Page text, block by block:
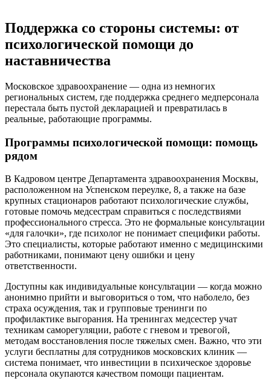
Поддержка со стороны системы: от
психологической помощи до
наставничества
Московское здравоохранение — одна из немногих
региональных систем, где поддержка среднего медперсонала
перестала быть пустой декларацией и превратилась в
реальные, работающие программы.
Программы психологической помощи: помощь
рядом
В Кадровом центре Департамента здравоохранения Москвы,
расположенном на Успенском переулке, 8, а также на базе
крупных стационаров работают психологические службы,
готовые помочь медсестрам справиться с последствиями
профессионального стресса. Это не формальные консультации
«для галочки», где психолог не понимает специфики работы.
Это специалисты, которые работают именно с медицинскими
работниками, понимают цену ошибки и цену
ответственности.
Доступны как индивидуальные консультации — когда можно
анонимно прийти и выговориться о том, что наболело, без
страха осуждения, так и групповые тренинги по
профилактике выгорания. На тренингах медсестер учат
техникам саморегуляции, работе с гневом и тревогой,
методам восстановления после тяжелых смен. Важно, что эти
услуги бесплатны для сотрудников московских клиник —
система понимает, что инвестиции в психическое здоровье
персонала окупаются качеством помощи пациентам.